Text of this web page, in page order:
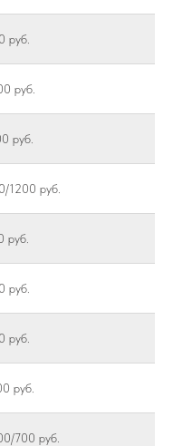
руб.
руб.
руб.
1200 руб.
руб.
руб.
руб.
руб.
700 руб.